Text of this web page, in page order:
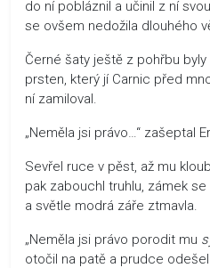
do ní pobláznil a učinil z ní
se ovšem nedožila dlouhého
Černé šaty ještě z pohřbu
prsten, který jí Carnic před
ní zamiloval.
„Neměla jsi právo…“ zašeptal
Sevřel ruce v pěst, až mu
pak zabouchl truhlu, zámek
a světle modrá záře ztmavla.
„Neměla jsi právo porodit mu
otočil na patě a prudce